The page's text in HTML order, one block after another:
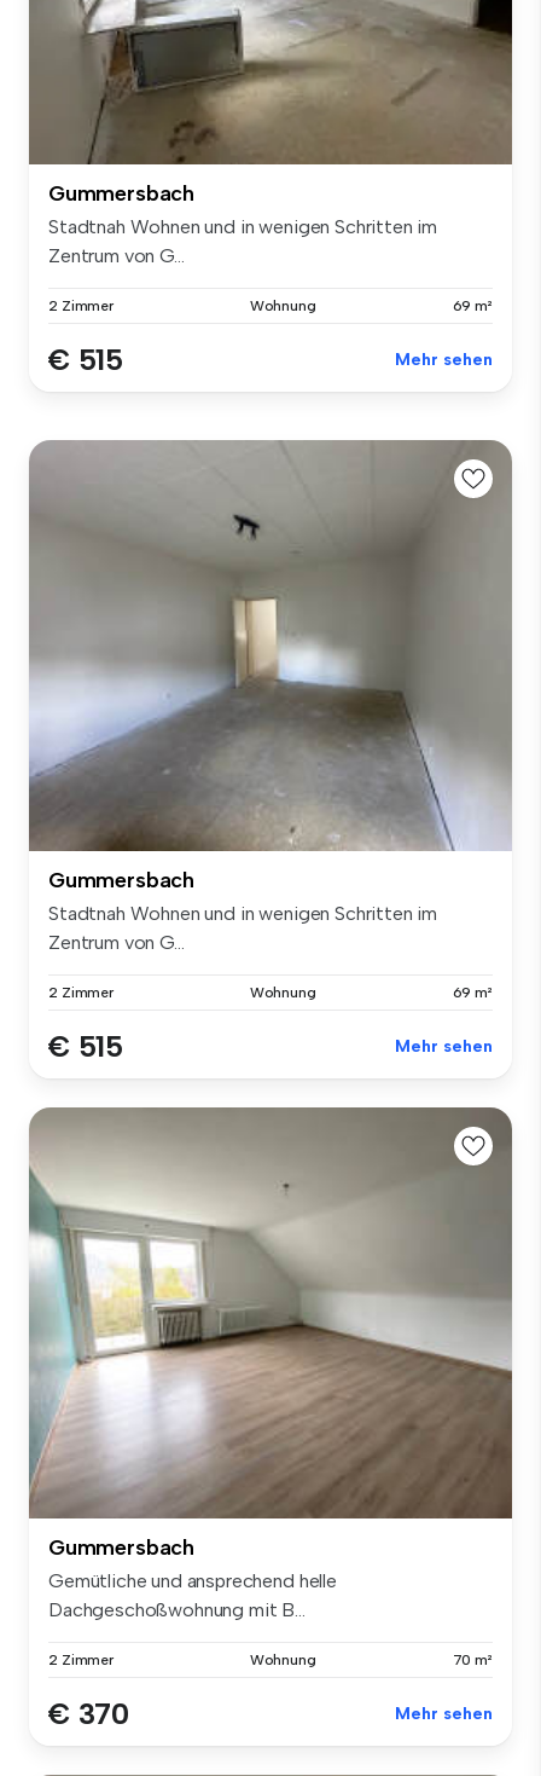
Gummersbach
Stadtnah Wohnen und in wenigen Schritten im
Zentrum von G...
2 Zimmer Wohnung 69 m²
€ 515 Mehr sehen
Gummersbach
Stadtnah Wohnen und in wenigen Schritten im
Zentrum von G...
2 Zimmer Wohnung 69 m²
€ 515 Mehr sehen
Gummersbach
Gemütliche und ansprechend helle
Dachgeschoßwohnung mit B...
2 Zimmer Wohnung 70 m²
€ 370 Mehr sehen